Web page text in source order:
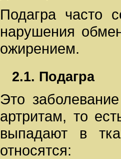
Подагра часто
нарушения
ожирением.
2.1. Подагра
Это
артритам, то
выпадают в
относятся: